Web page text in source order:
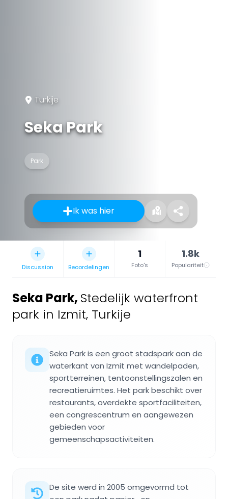
Turkije
Seka Park
Park
Ik was hier
Discussion Beoordelingen
1
Foto's
1.8k
Populariteit
Seka Park, Stedelijk waterfront
park in Izmit, Turkije
Seka Park is een groot stadspark aan de
waterkant van Izmit met wandelpaden,
sportterreinen, tentoonstellingszalen en
recreatieruimtes. Het park beschikt over
restaurants, overdekte sportfaciliteiten,
een congrescentrum en aangewezen
gebieden voor
gemeenschapsactiviteiten.
De site werd in 2005 omgevormd tot